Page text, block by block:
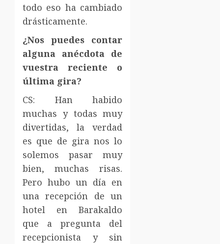
todo eso ha cambiado
drásticamente.
¿Nos puedes contar
alguna anécdota de
vuestra reciente o
última gira?
CS: Han habido
muchas y todas muy
divertidas, la verdad
es que de gira nos lo
solemos pasar muy
bien, muchas risas.
Pero hubo un día en
una recepción de un
hotel en Barakaldo
que a pregunta del
recepcionista y sin